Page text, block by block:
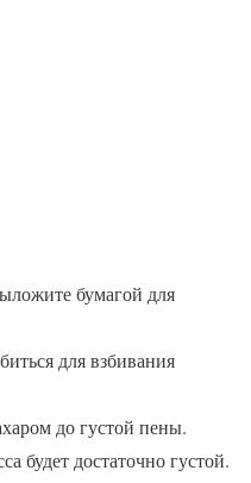
бумагой для
для взбивания
до густой пены.
будет достаточно густой.